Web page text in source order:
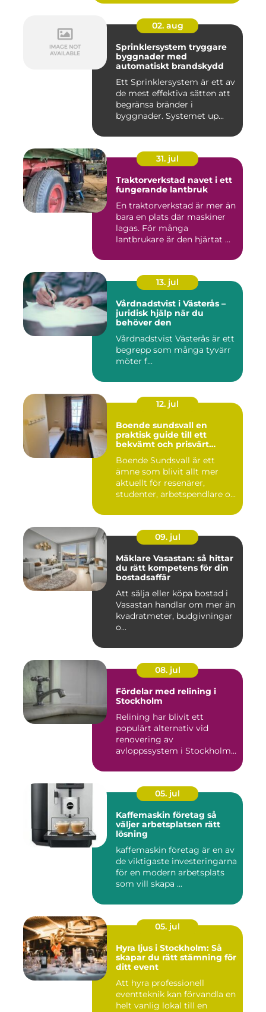
02. aug
Sprinklersystem tryggare
byggnader med
automatiskt brandskydd
Ett Sprinklersystem är ett av
de mest effektiva sätten att
begränsa bränder i
byggnader. Systemet up...
31. jul
Traktorverkstad navet i ett
fungerande lantbruk
En traktorverkstad är mer än
bara en plats där maskiner
lagas. För många
lantbrukare är den hjärtat ...
13. jul
Vårdnadstvist i Västerås –
juridisk hjälp när du
behöver den
Vårdnadstvist Västerås är ett
begrepp som många tyvärr
möter f...
12. jul
Boende sundsvall en
praktisk guide till ett
bekvämt och prisvärt
Boende Sundsvall är ett
ämne som blivit allt mer
aktuellt för resenärer,
studenter, arbetspendlare o...
09. jul
Mäklare Vasastan: så hittar
du rätt kompetens för din
bostadsaffär
Att sälja eller köpa bostad i
Vasastan handlar om mer än
kvadratmeter, budgivningar
o...
08. jul
Fördelar med relining i
Stockholm
Relining har blivit ett
populärt alternativ vid
renovering av
avloppssystem i Stockholm.
05. jul
Kaffemaskin företag så
väljer arbetsplatsen rätt
lösning
kaffemaskin företag är en av
de viktigaste investeringarna
för en modern arbetsplats
som vill skapa ...
05. jul
Hyra ljus i Stockholm: Så
skapar du rätt stämning för
ditt event
Att hyra professionell
eventteknik kan förvandla en
helt vanlig lokal till en